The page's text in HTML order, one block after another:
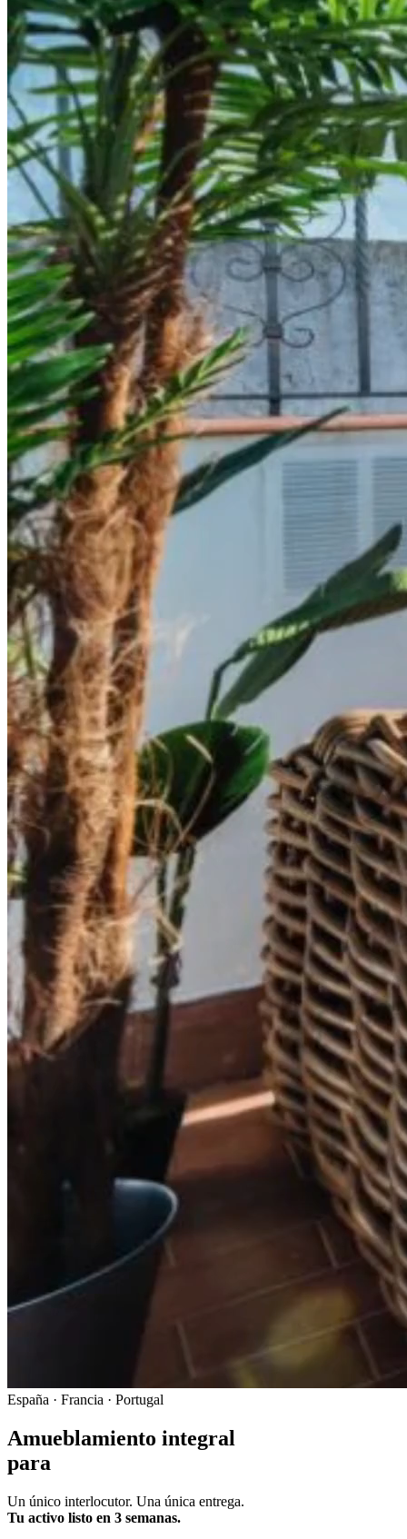
España · Francia · Portugal
Amueblamiento integral
para
Un único interlocutor. Una única entrega.
Tu activo listo en 3 semanas.